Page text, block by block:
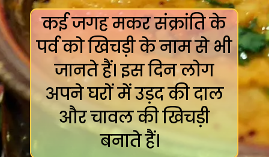
कई जगह मकर संक्रांति के
पर्व को खिचड़ी के नाम से भी
जानते हैं। इस दिन लोग
अपने घरों में उड़द की दाल
और चावल की खिचड़ी
बनाते हैं।